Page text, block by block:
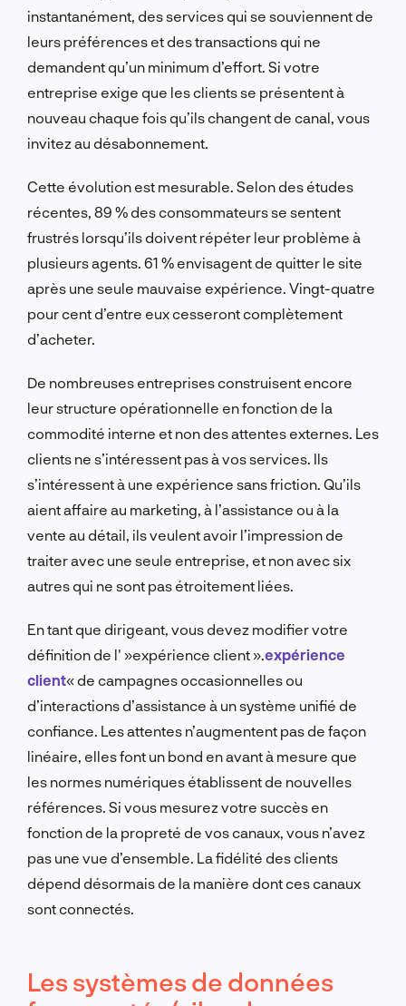
instantanément, des services qui se souviennent de
leurs préférences et des transactions qui ne
demandent qu’un minimum d’effort. Si votre
entreprise exige que les clients se présentent à
nouveau chaque fois qu’ils changent de canal, vous
invitez au désabonnement.
Cette évolution est mesurable. Selon des études
récentes, 89 % des consommateurs se sentent
frustrés lorsqu’ils doivent répéter leur problème à
plusieurs agents. 61 % envisagent de quitter le site
après une seule mauvaise expérience. Vingt-quatre
pour cent d’entre eux cesseront complètement
d’acheter.
De nombreuses entreprises construisent encore
leur structure opérationnelle en fonction de la
commodité interne et non des attentes externes. Les
clients ne s’intéressent pas à vos services. Ils
s’intéressent à une expérience sans friction. Qu’ils
aient affaire au marketing, à l’assistance ou à la
vente au détail, ils veulent avoir l’impression de
traiter avec une seule entreprise, et non avec six
autres qui ne sont pas étroitement liées.
En tant que dirigeant, vous devez modifier votre
définition de l' »expérience client ». expérience
client« de campagnes occasionnelles ou
d’interactions d’assistance à un système unifié de
confiance. Les attentes n’augmentent pas de façon
linéaire, elles font un bond en avant à mesure que
les normes numériques établissent de nouvelles
références. Si vous mesurez votre succès en
fonction de la propreté de vos canaux, vous n’avez
pas une vue d’ensemble. La fidélité des clients
dépend désormais de la manière dont ces canaux
sont connectés.
Les systèmes de données